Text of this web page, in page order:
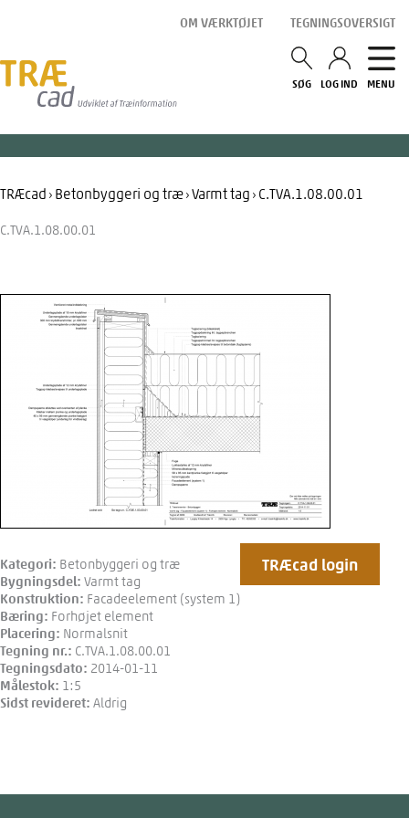
OM VÆRKTØJET TEGNINGSOVERSIGT
SØG LOG IND MENU
TRÆcad › Betonbyggeri og træ›Varmt tag › C.TVA.1.08.00.01
C.TVA.1.08.00.01
Kategori: Betonbyggeri og træ
Bygningsdel: Varmt tag
Konstruktion: Facadeelement (system 1)
Bæring: Forhøjet element
Placering: Normalsnit
Tegning nr.: C.TVA.1.08.00.01
Tegningsdato: 2014-01-11
Målestok: 1:5
Sidst revideret: Aldrig
TRÆcad login